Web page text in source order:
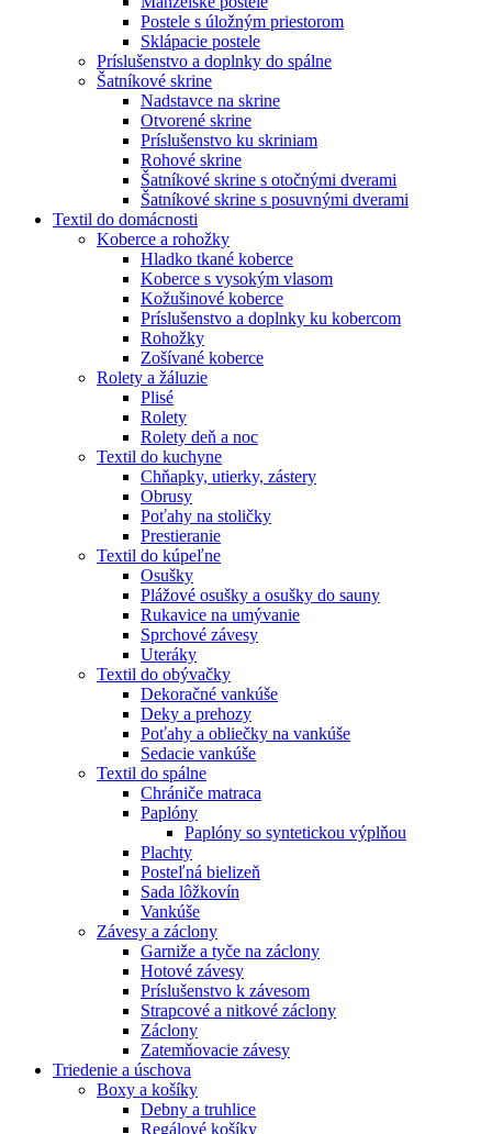
Postele s úložným priestorom
Sklápacie postele
Príslušenstvo a doplnky do spálne
Šatníkové skrine
Nadstavce na skrine
Otvorené skrine
Príslušenstvo ku skriniam
Rohové skrine
Šatníkové skrine s otočnými dverami
Šatníkové skrine s posuvnými dverami
Textil do domácnosti
Koberce a rohožky
Hladko tkané koberce
Koberce s vysokým vlasom
Kožušinové koberce
Príslušenstvo a doplnky ku kobercom
Rohožky
Zošívané koberce
Rolety a žáluzie
Plisé
Rolety
Rolety deň a noc
Textil do kuchyne
Chňapky, utierky, zástery
Obrusy
Poťahy na stoličky
Prestieranie
Textil do kúpeľne
Osušky
Plážové osušky a osušky do sauny
Rukavice na umývanie
Sprchové závesy
Uteráky
Textil do obývačky
Dekoračné vankúše
Deky a prehozy
Poťahy a obliečky na vankúše
Sedacie vankúše
Textil do spálne
Chrániče matraca
Paplóny
Paplóny so syntetickou výplňou
Plachty
Posteľná bielizeň
Sada lôžkovín
Vankúše
Závesy a záclony
Garniže a tyče na záclony
Hotové závesy
Príslušenstvo k závesom
Strapcové a nitkové záclony
Záclony
Zatemňovacie závesy
Triedenie a úschova
Boxy a košíky
Debny a truhlice
Regálové košíky